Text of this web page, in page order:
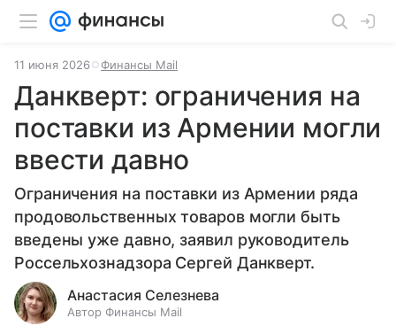
11 июня 2026 Финансы Mail
Данкверт: ограничения на
поставки из Армении могли
ввести давно
Ограничения на поставки из Армении ряда
продовольственных товаров могли быть
введены уже давно, заявил руководитель
Россельхознадзора Сергей Данкверт.
Анастасия Селезнева
Автор Финансы Mail